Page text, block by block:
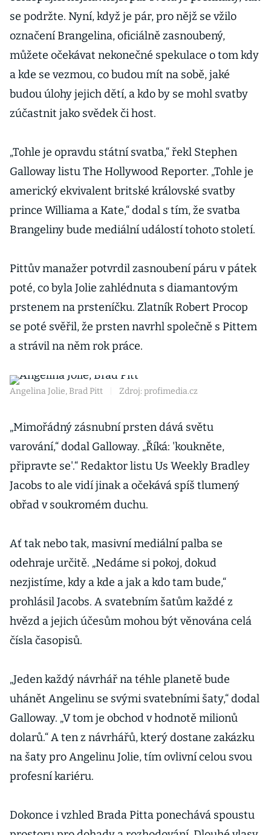
se podržte. Nyní, když je pár, pro nějž se vžilo
označení Brangelina, oficiálně zasnoubený,
můžete očekávat nekonečné spekulace o tom kdy
a kde se vezmou, co budou mít na sobě, jaké
budou úlohy jejich dětí, a kdo by se mohl svatby
zúčastnit jako svědek či host.
„Tohle je opravdu státní svatba,“ řekl Stephen
Galloway listu The Hollywood Reporter. „Tohle je
americký ekvivalent britské královské svatby
prince Williama a Kate,“ dodal s tím, že svatba
Brangeliny bude mediální událostí tohoto století.
Pittův manažer potvrdil zasnoubení páru v pátek
poté, co byla Jolie zahlédnuta s diamantovým
prstenem na prsteníčku. Zlatník Robert Procop
se poté svěřil, že prsten navrhl společně s Pittem
a strávil na něm rok práce.
Angelina Jolie, Brad Pitt Zdroj: profimedia.cz
„Mimořádný zásnubní prsten dává světu
varování,“ dodal Galloway. „Říká: 'koukněte,
připravte se'.“ Redaktor listu Us Weekly Bradley
Jacobs to ale vidí jinak a očekává spíš tlumený
obřad v soukromém duchu.
Ať tak nebo tak, masivní mediální palba se
odehraje určitě. „Nedáme si pokoj, dokud
nezjistíme, kdy a kde a jak a kdo tam bude,“
prohlásil Jacobs. A svatebním šatům každé z
hvězd a jejich účesům mohou být věnována celá
čísla časopisů.
„Jeden každý návrhář na téhle planetě bude
uhánět Angelinu se svými svatebními šaty,“ dodal
Galloway. „V tom je obchod v hodnotě milionů
dolarů.“ A ten z návrhářů, který dostane zakázku
na šaty pro Angelinu Jolie, tím ovlivní celou svou
profesní kariéru.
Dokonce i vzhled Brada Pitta ponechává spoustu